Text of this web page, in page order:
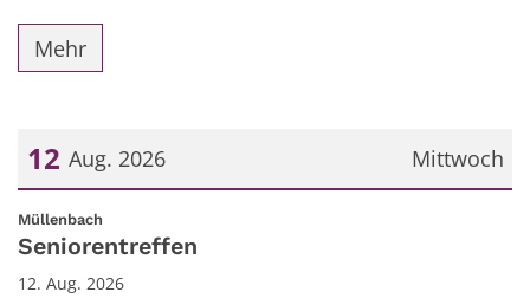
Mehr
Mittwoch
12 Aug. 2026
Datum: 12. August 2026
Müllenbach
Seniorentreffen
12. Aug. 2026